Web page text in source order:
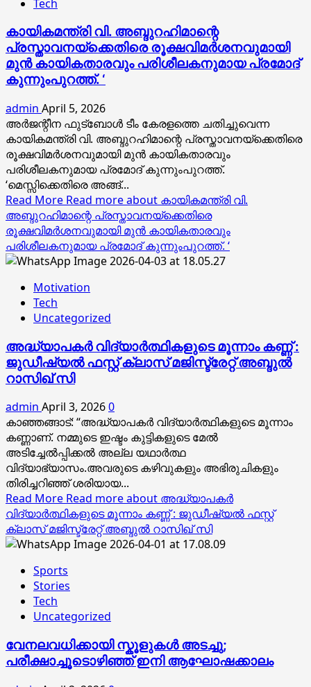
Tech
കായികമന്ത്രി വി. അബ്ദുറഹിമാന്റെ
പ്രസ്താവനയ്‌ക്കെതിരെ രൂക്ഷവിമര്‍ശനവുമായി
മുന്‍ കായികതാരവും പരിശീലകനുമായ പ്രമോദ്
കുന്നുംപുറത്ത്. ‘
admin April 5, 2026
അര്‍ജന്റീന ഫുട്‌ബോള്‍ ടീം കേരളത്തെ ചതിച്ചുവെന്ന
കായികമന്ത്രി വി. അബ്ദുറഹിമാന്റെ പ്രസ്താവനയ്‌ക്കെതിരെ
രൂക്ഷവിമര്‍ശനവുമായി മുന്‍ കായികതാരവും
പരിശീലകനുമായ പ്രമോദ് കുന്നുംപുറത്ത്.
‘മെസ്സിക്കെതിരെ അങ്ങ്...
Read More Read more about കായികമന്ത്രി വി.
അബ്ദുറഹിമാന്റെ പ്രസ്താവനയ്‌ക്കെതിരെ
രൂക്ഷവിമര്‍ശനവുമായി മുന്‍ കായികതാരവും
പരിശീലകനുമായ പ്രമോദ് കുന്നുംപുറത്ത്. ‘
Motivation
Tech
Uncategorized
അദ്ധ്യാപകർ വിദ്യാർത്ഥികളുടെ മൂന്നാം കണ്ണ് :
ജുഡീഷ്യൽ ഫസ്റ്റ് ക്ലാസ് മജിസ്ട്രേറ്റ് അബ്ദുൽ
റാസിഖ് സി
admin April 3, 20260
കാഞ്ഞങ്ങാട്: “അദ്ധ്യാപകർ വിദ്യാർത്ഥികളുടെ മൂന്നാം
കണ്ണാണ്. നമ്മുടെ ഇഷ്ടം കുട്ടികളുടെ മേൽ
അടിച്ചേൽപ്പിക്കൽ അല്ല യഥാർത്ഥ
വിദ്യാഭ്യാസം.അവരുടെ കഴിവുകളും അഭിരുചികളും
തിരിച്ചറിഞ്ഞ് ശരിയായ...
Read More Read more about അദ്ധ്യാപകർ
വിദ്യാർത്ഥികളുടെ മൂന്നാം കണ്ണ് : ജുഡീഷ്യൽ ഫസ്റ്റ്
ക്ലാസ് മജിസ്ട്രേറ്റ് അബ്ദുൽ റാസിഖ് സി
Sports
Stories
Tech
Uncategorized
വേനലവധിക്കായി സ്കൂളുകൾ അടച്ചു;
പരീക്ഷാച്ചൂടൊഴിഞ്ഞ് ഇനി ആഘോഷക്കാലം